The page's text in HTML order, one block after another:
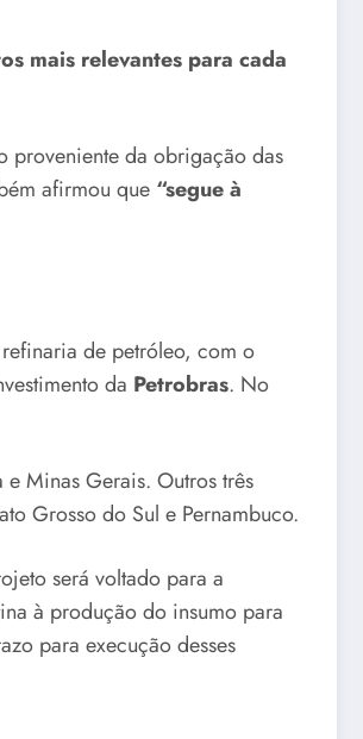
mais relevantes para cada
proveniente da obrigação das
afirmou que “segue à
de petróleo, com o
da Petrobras. No
Minas Gerais. Outros três
Grosso do Sul e Pernambuco.
será voltado para a
à produção do insumo para
para execução desses